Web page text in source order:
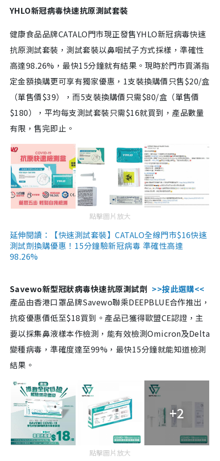
YHLO新冠病毒快速抗原測試套裝
健康食品品牌CATALO門市現正發售YHLO新冠病毒快速
抗原測試套裝，測試套裝以鼻咽拭子方式採樣，準確性
高達98.26%，最快15分鐘就有結果。現時於門市買滿指
定金額換購更可享有獨家優惠，1支裝換購價只售$20/盒
（單售價$39），而5支裝換購價只需$80/盒（單售價
$180），平均每支測試套裝只需$16就買到，產品數量
有限，售完即止。
點擊圖片放大
延伸閱讀：【快速測試套裝】CATALO全線門市$16快速
測試劑換購優惠！15分鐘驗新冠病毒 準確性高達
98.26%
Savewo新型冠狀病毒快速抗原測試劑 >>按此選購<<
產品由香港口罩品牌Savewo聯乘DEEPBLUE合作推出，
抗疫優惠價低至$18買到。產品已獲得歐盟CE認證，主
要以採集鼻液樣本作檢測，能有效檢測Omicron及Delta
變種病毒，準確度達至99%，最快15分鐘就能知道檢測
結果。
+2
點擊圖片放大